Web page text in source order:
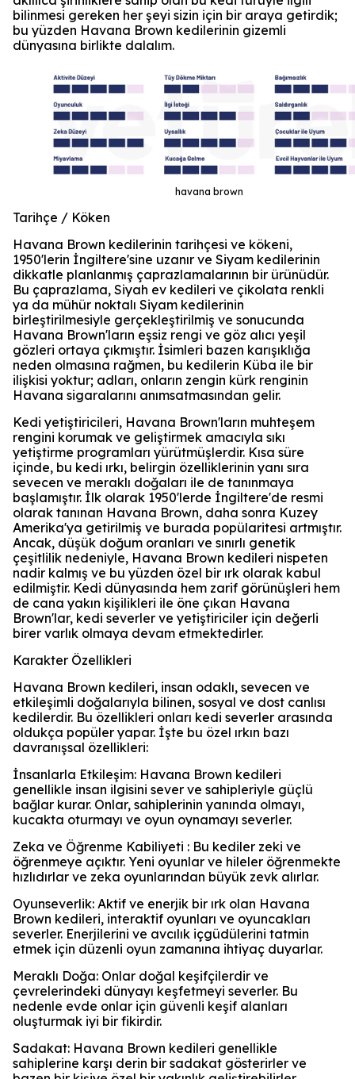
bilinmesi gereken her şeyi sizin için bir araya getirdik;
bu yüzden Havana Brown kedilerinin gizemli
dünyasına birlikte dalalım.
havana brown
Tarihçe / Köken
Havana Brown kedilerinin tarihçesi ve kökeni,
1950'lerin İngiltere'sine uzanır ve Siyam kedilerinin
dikkatle planlanmış çaprazlamalarının bir ürünüdür.
Bu çaprazlama, Siyah ev kedileri ve çikolata renkli
ya da mühür noktalı Siyam kedilerinin
birleştirilmesiyle gerçekleştirilmiş ve sonucunda
Havana Brown'ların eşsiz rengi ve göz alıcı yeşil
gözleri ortaya çıkmıştır. İsimleri bazen karışıklığa
neden olmasına rağmen, bu kedilerin Küba ile bir
ilişkisi yoktur; adları, onların zengin kürk renginin
Havana sigaralarını anımsatmasından gelir.
Kedi yetiştiricileri, Havana Brown'ların muhteşem
rengini korumak ve geliştirmek amacıyla sıkı
yetiştirme programları yürütmüşlerdir. Kısa süre
içinde, bu kedi ırkı, belirgin özelliklerinin yanı sıra
sevecen ve meraklı doğaları ile de tanınmaya
başlamıştır. İlk olarak 1950'lerde İngiltere'de resmi
olarak tanınan Havana Brown, daha sonra Kuzey
Amerika'ya getirilmiş ve burada popülaritesi artmıştır.
Ancak, düşük doğum oranları ve sınırlı genetik
çeşitlilik nedeniyle, Havana Brown kedileri nispeten
nadir kalmış ve bu yüzden özel bir ırk olarak kabul
edilmiştir. Kedi dünyasında hem zarif görünüşleri hem
de cana yakın kişilikleri ile öne çıkan Havana
Brown'lar, kedi severler ve yetiştiriciler için değerli
birer varlık olmaya devam etmektedirler.
Karakter Özellikleri
Havana Brown kedileri, insan odaklı, sevecen ve
etkileşimli doğalarıyla bilinen, sosyal ve dost canlısı
kedilerdir. Bu özellikleri onları kedi severler arasında
oldukça popüler yapar. İşte bu özel ırkın bazı
davranışsal özellikleri:
İnsanlarla Etkileşim: Havana Brown kedileri
genellikle insan ilgisini sever ve sahipleriyle güçlü
bağlar kurar. Onlar, sahiplerinin yanında olmayı,
kucakta oturmayı ve oyun oynamayı severler.
Zeka ve Öğrenme Kabiliyeti : Bu kediler zeki ve
öğrenmeye açıktır. Yeni oyunlar ve hileler öğrenmekte
hızlıdırlar ve zeka oyunlarından büyük zevk alırlar.
Oyunseverlik: Aktif ve enerjik bir ırk olan Havana
Brown kedileri, interaktif oyunları ve oyuncakları
severler. Enerjilerini ve avcılık içgüdülerini tatmin
etmek için düzenli oyun zamanına ihtiyaç duyarlar.
Meraklı Doğa: Onlar doğal keşifçilerdir ve
çevrelerindeki dünyayı keşfetmeyi severler. Bu
nedenle evde onlar için güvenli keşif alanları
oluşturmak iyi bir fikirdir.
Sadakat: Havana Brown kedileri genellikle
sahiplerine karşı derin bir sadakat gösterirler ve